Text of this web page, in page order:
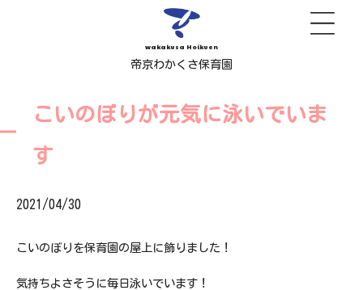
wakakusa Hoikuen
帝京わかくさ保育園
こいのぼりが元気に泳いでいま
す
2021/04/30
こいのぼりを保育園の屋上に飾りました！
気持ちよさそうに毎日泳いでいます！